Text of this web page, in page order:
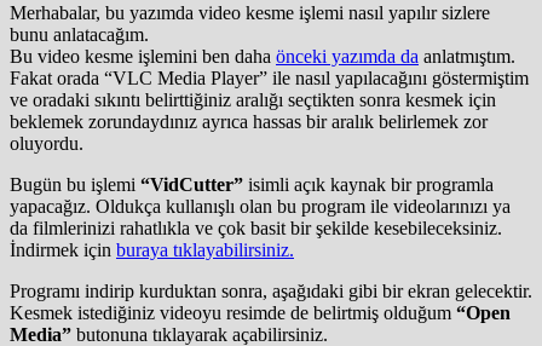
Merhabalar, bu yazımda video kesme işlemi nasıl yapılır sizlere
bunu anlatacağım.
Bu video kesme işlemini ben daha önceki yazımda da anlatmıştım.
Fakat orada “VLC Media Player” ile nasıl yapılacağını göstermiştim
ve oradaki sıkıntı belirttiğiniz aralığı seçtikten sonra kesmek için
beklemek zorundaydınız ayrıca hassas bir aralık belirlemek zor
oluyordu.
Bugün bu işlemi “VidCutter” isimli açık kaynak bir programla
yapacağız. Oldukça kullanışlı olan bu program ile videolarınızı ya
da filmlerinizi rahatlıkla ve çok basit bir şekilde kesebileceksiniz.
İndirmek için buraya tıklayabilirsiniz.
Programı indirip kurduktan sonra, aşağıdaki gibi bir ekran gelecektir.
Kesmek istediğiniz videoyu resimde de belirtmiş olduğum “Open
Media” butonuna tıklayarak açabilirsiniz.